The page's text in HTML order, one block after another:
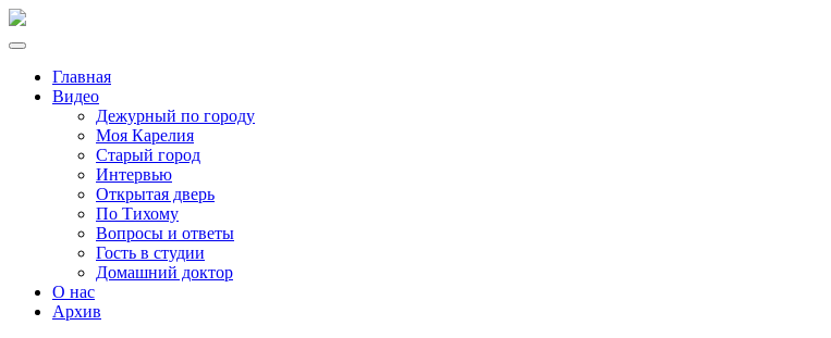
Главная
Видео
Дежурный по городу
Моя Карелия
Старый город
Интервью
Открытая дверь
По Тихому
Вопросы и ответы
Гость в студии
Домашний доктор
О нас
Архив